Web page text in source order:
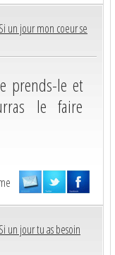
Si un jour mon coeur se
prends-le et
le faire
Si un jour tu as besoin